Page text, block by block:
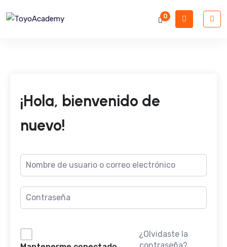
0
¡Hola, bienvenido de
nuevo!
¿Olvidaste la
contraseña?